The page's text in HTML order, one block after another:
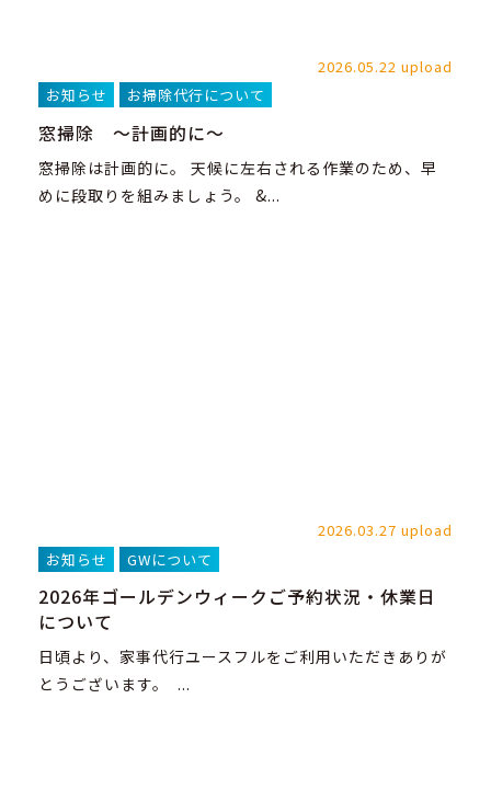
2026.05.22 upload
お知らせ
お掃除代行について
窓掃除 ～計画的に～
窓掃除は計画的に。 天候に左右される作業のため、早
めに段取りを組みましょう。 &...
2026.03.27 upload
お知らせ
GWについて
2026年ゴールデンウィークご予約状況・休業日
について
日頃より、家事代行ユースフルをご利用いただきありが
とうございます。 ...